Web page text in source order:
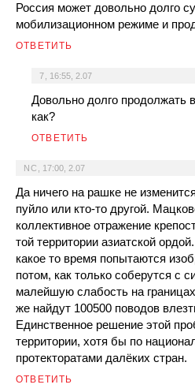
Россия может довольно долго
мобилизационном режиме и
ОТВЕТИТЬ
7 16:55, 2.07
Довольно долго продолжать
как?
ОТВЕТИТЬ
NC 17:00, 2.07
Да ничего на рашке не
пуйло или кто-то другой.
коллективное отражение
той территории азиатской
какое то время попытаются
потом, как только соберутся с
малейшую слабость на
же найдут 100500 поводов
Единственное решение этой
территории, хотя бы по
протекторатами далёких стран.
ОТВЕТИТЬ